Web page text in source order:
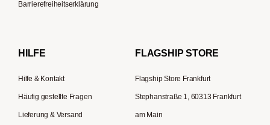
Hario
Barrierefreiheitserklärung
HILFE
Hilfe & Kontakt
Häufig gestellte Fragen
Lieferung & Versand
FLAGSHIP STORE
Flagship Store Frankfurt
Stephanstraße 1, 60313 Frankfurt
am Main